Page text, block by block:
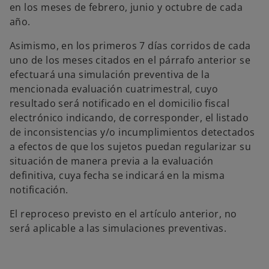
en los meses de febrero, junio y octubre de cada
año.
Asimismo, en los primeros 7 días corridos de cada
uno de los meses citados en el párrafo anterior se
efectuará una simulación preventiva de la
mencionada evaluación cuatrimestral, cuyo
resultado será notificado en el domicilio fiscal
electrónico indicando, de corresponder, el listado
de inconsistencias y/o incumplimientos detectados
a efectos de que los sujetos puedan regularizar su
situación de manera previa a la evaluación
definitiva, cuya fecha se indicará en la misma
notificación.
El reproceso previsto en el artículo anterior, no
será aplicable a las simulaciones preventivas.